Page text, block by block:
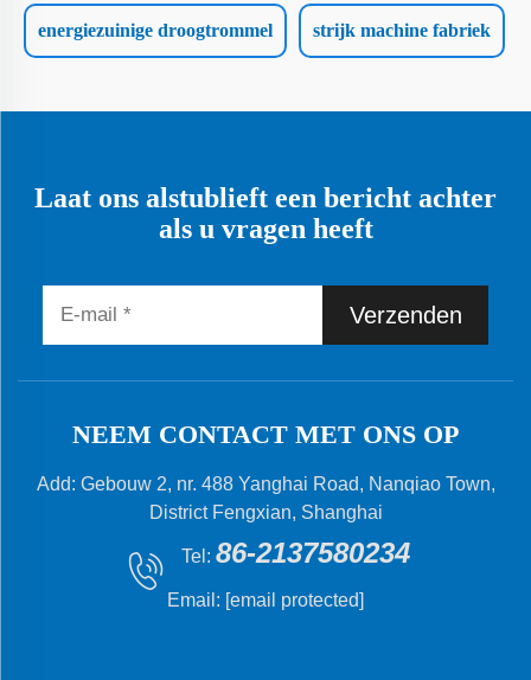
energiezuinige droogtrommel strijk machine fabriek
Laat ons alstublieft een bericht achter
als u vragen heeft
Verzenden
NEEM CONTACT MET ONS OP
Add: Gebouw 2, nr. 488 Yanghai Road, Nanqiao Town,
District Fengxian, Shanghai
Tel: 86-2137580234
Email: [email protected]